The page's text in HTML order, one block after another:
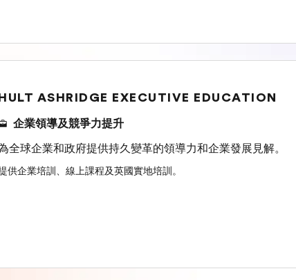
ASHRIDGE EXECUTIVE EDUCATION
企業領導及競爭力提升
全球企業和政府提供持久變革的領導力和企業發展見解。
供企業培訓、線上課程及英國實地培訓。